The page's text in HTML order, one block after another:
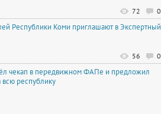
0
72
Республики Коми приглашают в Экспертный
0
56
чекап в передвижном ФАПе и предложил
всю республику